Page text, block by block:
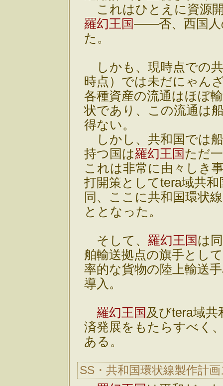
これはひとえに資源
羅幻王国――否、西国人
た。
しかも、現時点での
時点）では未だにゃん
各種資産の流通はほぼ
状であり、この流通は
得ない。
しかし、共和国では
持つ国は羅幻王国ただ
これは非常に由々しき
打開策としてtera域共
同、ここに共和国環状
ととなった。
そして、羅幻王国は
舶輸送拠点の旗手とし
率的な貨物の陸上輸送
導入。
羅幻王国 及びtera域
済発展をもたらすべく
ある。
SS・共和国環状線製作計